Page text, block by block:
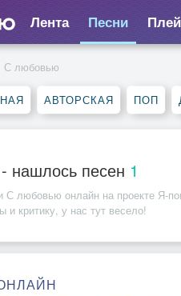
Лента Песни
С любовью
АВТОРСКАЯ ПОП
нашлось песен 1
С любовью онлайн на проекте Я-
и критику, у нас тут весело!